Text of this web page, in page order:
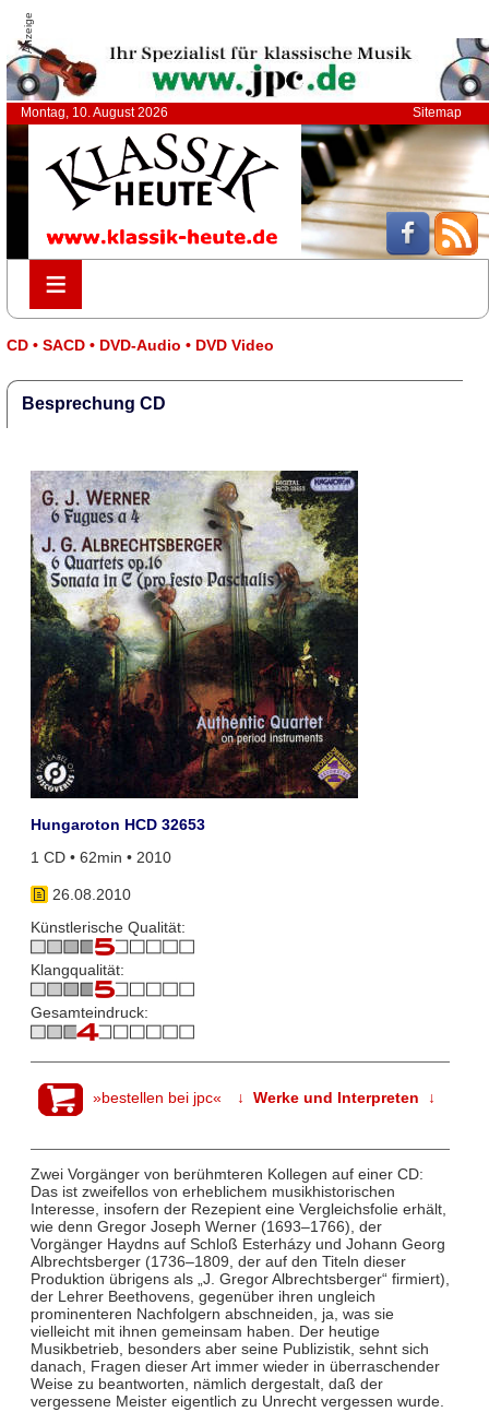
Anzeige
Montag, 10. August 2026 Sitemap
≡
≡
CD • SACD • DVD-Audio • DVD Video
Besprechung CD
Hungaroton HCD 32653
1 CD • 62min • 2010
26.08.2010
Künstlerische Qualität:
Klangqualität:
Gesamteindruck:
»bestellen bei jpc« ↓ Werke und Interpreten ↓
Zwei Vorgänger von berühmteren Kollegen auf einer CD:
Das ist zweifellos von erheblichem musikhistorischen
Interesse, insofern der Rezepient eine Vergleichsfolie erhält,
wie denn Gregor Joseph Werner (1693–1766), der
Vorgänger Haydns auf Schloß Esterházy und Johann Georg
Albrechtsberger (1736–1809, der auf den Titeln dieser
Produktion übrigens als „J. Gregor Albrechtsberger“ firmiert),
der Lehrer Beethovens, gegenüber ihren ungleich
prominenteren Nachfolgern abschneiden, ja, was sie
vielleicht mit ihnen gemeinsam haben. Der heutige
Musikbetrieb, besonders aber seine Publizistik, sehnt sich
danach, Fragen dieser Art immer wieder in überraschender
Weise zu beantworten, nämlich dergestalt, daß der
vergessene Meister eigentlich zu Unrecht vergessen wurde.